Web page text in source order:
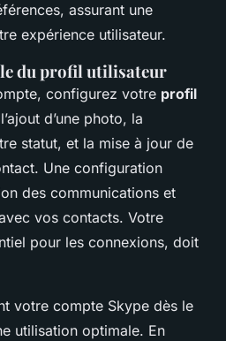
assurant une
expérience utilisateur.
du profil utilisateur
configurez votre profil
d’une photo, la
statut, et la mise à jour de
Une configuration
des communications et
vos contacts. Votre
pour les connexions, doit
votre compte Skype dès le
utilisation optimale. En